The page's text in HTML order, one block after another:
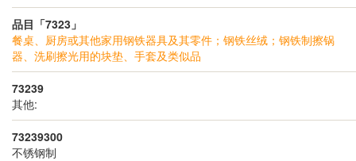
品目「7323」
餐桌、厨房或其他家用钢铁器具及其零件；钢铁丝绒；钢铁制擦锅
器、洗刷擦光用的块垫、手套及类似品
73239
其他:
73239300
不锈钢制